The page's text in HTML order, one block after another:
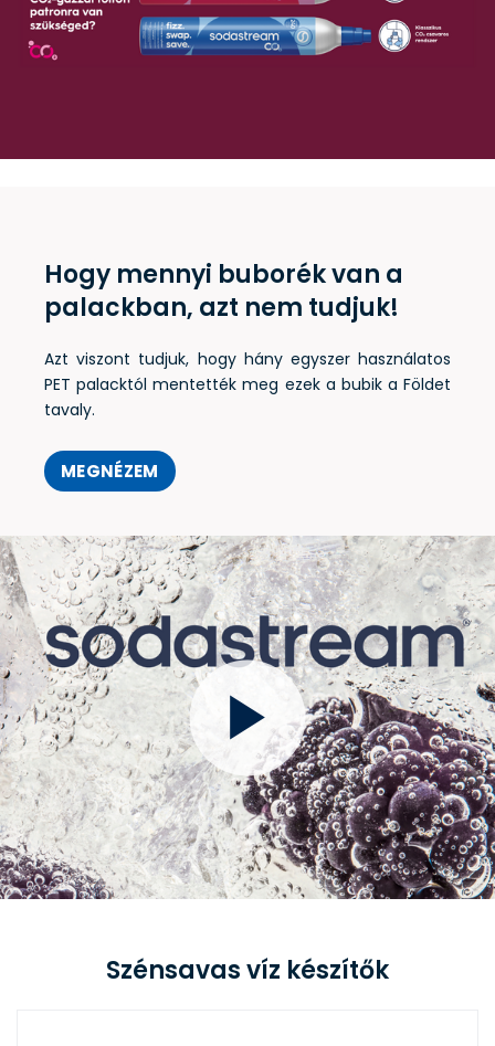
Hogy mennyi buborék van a
palackban, azt nem tudjuk!
Azt viszont tudjuk, hogy hány egyszer használatos
PET palacktól mentették meg ezek a bubik a Földet
tavaly.
MEGNÉZEM
Szénsavas víz készítők